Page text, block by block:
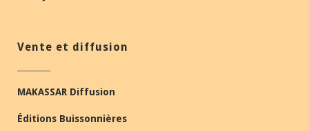
Vente et diffusion
MAKASSAR Diffusion
Éditions Buissonnières